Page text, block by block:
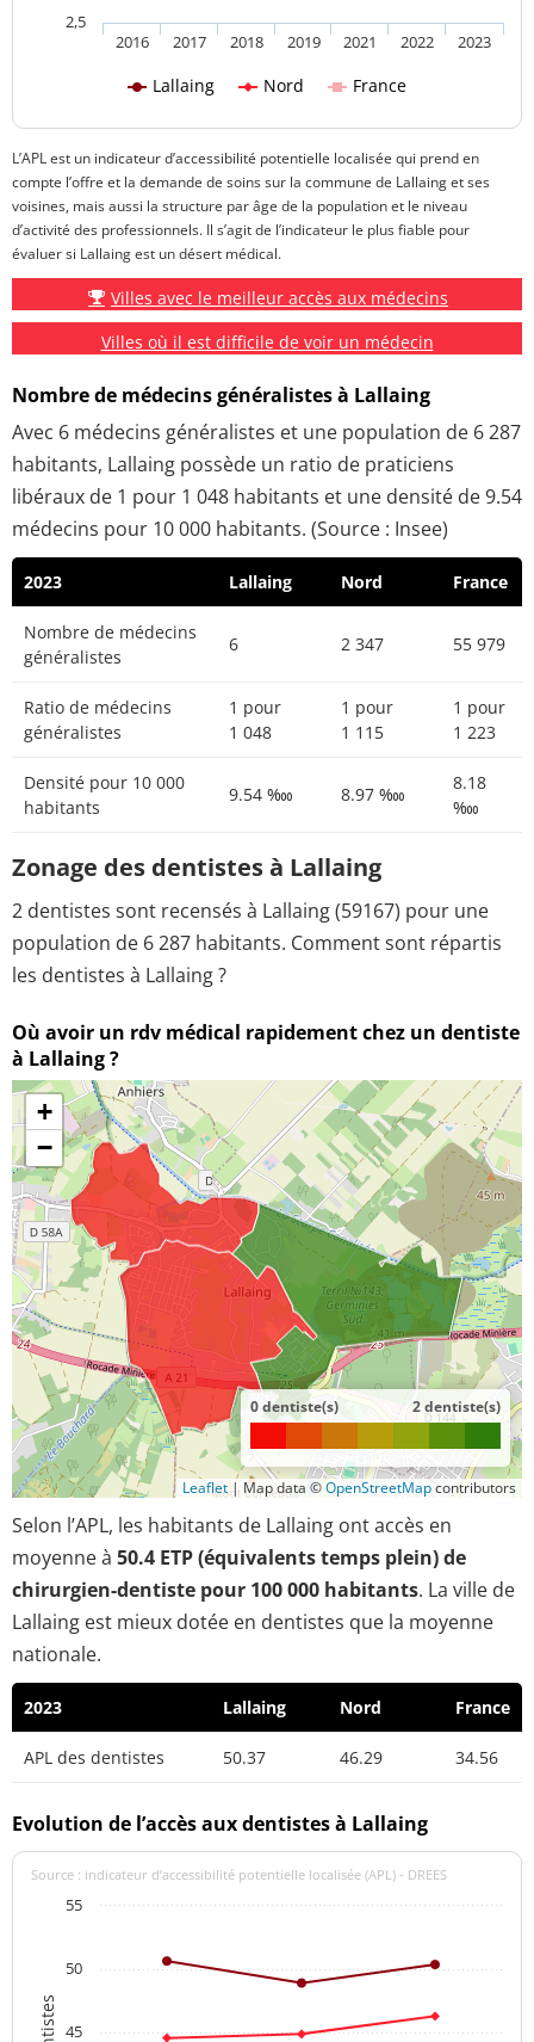
Lallaing Nord France
2016 2017 2018 2019 2021 2022 2023
2,5
L’APL est un indicateur d’accessibilité potentielle localisée qui prend en
compte l’offre et la demande de soins sur la commune de Lallaing et ses
voisines, mais aussi la structure par âge de la population et le niveau
d’activité des professionnels. Il s’agit de l’indicateur le plus fiable pour
évaluer si Lallaing est un désert médical.
Villes avec le meilleur accès aux médecins
Villes où il est difficile de voir un médecin
Nombre de médecins généralistes à Lallaing
Avec 6 médecins généralistes et une population de 6 287
habitants, Lallaing possède un ratio de praticiens
libéraux de 1 pour 1 048 habitants et une densité de 9.54
médecins pour 10 000 habitants. (Source : Insee)
2023 Lallaing Nord France
Nombre de médecins
généralistes
6 2 347 55 979
Ratio de médecins
généralistes
1 pour
1 048
1 pour
1 115
1 pour
1 223
Densité pour 10 000
habitants
9.54 ‱ 8.97 ‱
8.18
‱
Zonage des dentistes à Lallaing
2 dentistes sont recensés à Lallaing (59167) pour une
population de 6 287 habitants. Comment sont répartis
les dentistes à Lallaing ?
Où avoir un rdv médical rapidement chez un dentiste
à Lallaing ?
+
−
0 dentiste(s) 2 dentiste(s)
Leaflet|Map data ©OpenStreetMapcontributors
Selon l’APL, les habitants de Lallaing ont accès en
moyenne à 50.4 ETP (équivalents temps plein) de
chirurgien-dentiste pour 100 000 habitants. La ville de
Lallaing est mieux dotée en dentistes que la moyenne
nationale.
2023 Lallaing Nord France
APL des dentistes 50.37 46.29 34.56
Evolution de l’accès aux dentistes à Lallaing
Source : indicateur d’accessibilité potentielle localisée (APL) - DREES
45
50
55